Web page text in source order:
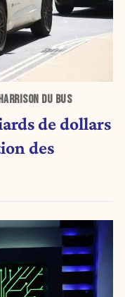
DU BUS
de dollars
des